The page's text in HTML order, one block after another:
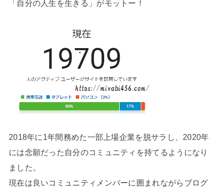
「自分の人生を生きる」がモットー！
2018年に1年間務めた一部上場企業を脱サラし、2020年
には念願だった自分のコミュニティを持てるようになり
ました。
現在は良いコミュニティメンバーに囲まれながらブログ